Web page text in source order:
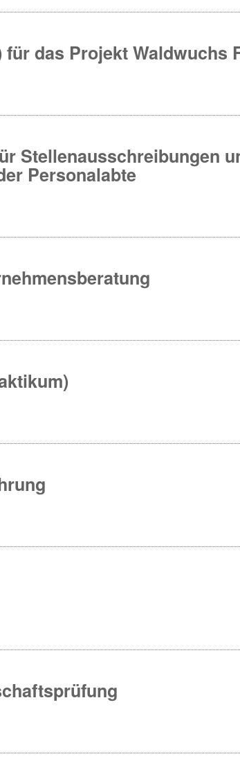
das Projekt Waldwuchs
Stellenausschreibungen
Personalabte